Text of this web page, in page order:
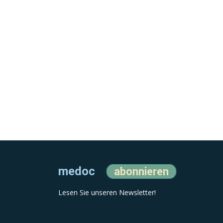
medoc abonnieren
Lesen Sie unseren Newsletter!